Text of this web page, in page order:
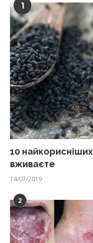
1
10 найкорисніших
вживаєте
14/07/2019
2